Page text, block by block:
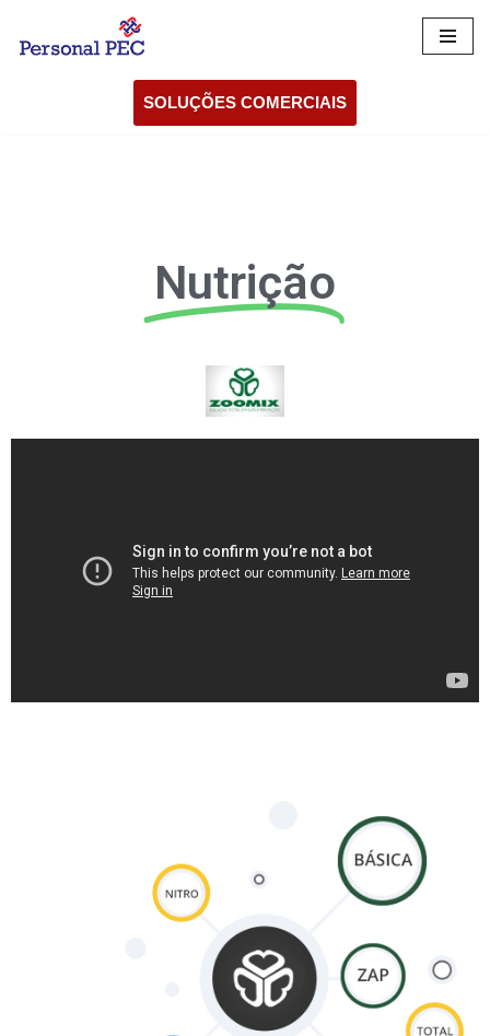
Pular
SOLUÇÕES COMERCIAIS
Nutrição